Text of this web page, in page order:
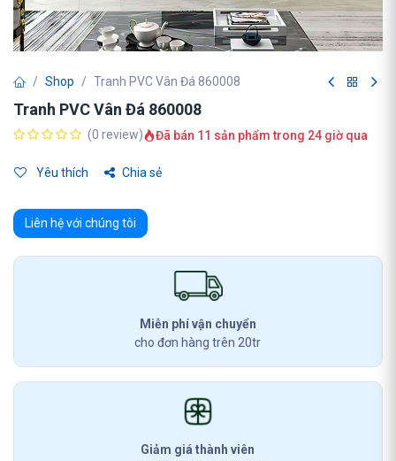
Shop Tranh PVC Vân Đá 860008
Tranh PVC Vân Đá 860008
(0 review) Đã bán 11 sản phẩm trong 24 giờ qua
Yêu thích Chia sẻ
Liên hệ với chúng tôi
Miễn phí vận chuyển
cho đơn hàng trên 20tr
Giảm giá thành viên